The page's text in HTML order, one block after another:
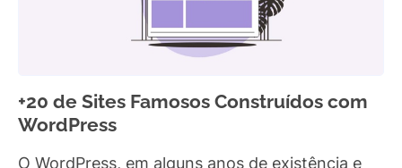
+20 de Sites Famosos Construídos com
WordPress
O WordPress, em alguns anos de existência e